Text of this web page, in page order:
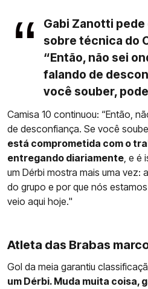
Gabi Zanotti
sobre técnica do
“Então, não sei
falando de
você souber,
Camisa 10 continuou: “Então,
de desconfiança. Se você
está comprometida com o
entregando diariamente, e é
um Dérbi mostra mais uma vez:
do grupo e por que nós
veio aqui hoje."
Atleta das Brabas
Gol da meia garantiu
um Dérbi. Muda muita coisa,